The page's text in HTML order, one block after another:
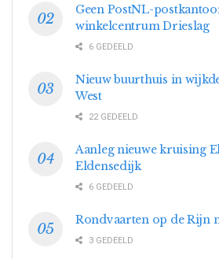
Geen PostNL-
winkelcentrum Drieslag
6 GEDEELD
Nieuw buurthuis in
West
22 GEDEELD
Aanleg nieuwe kruising
Eldensedijk
6 GEDEELD
Rondvaarten op de Rijn
3 GEDEELD